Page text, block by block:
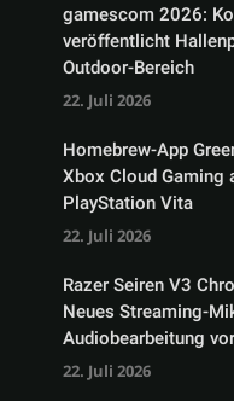
gamescom 2026:
veröffentlicht
Outdoor-Bereich
22. Juli 2026
Homebrew-App
Xbox Cloud Gaming
PlayStation Vita
22. Juli 2026
Razer Seiren V3
Neues Streaming-
Audiobearbeitung
22. Juli 2026